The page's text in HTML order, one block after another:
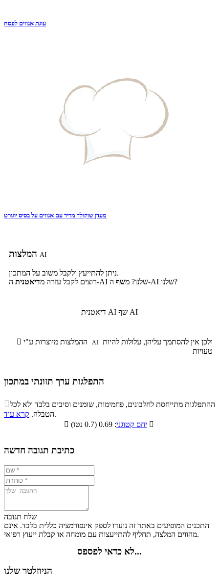
עוגת אגוזים לפסח
מעדן שוקולד מריר עם אגוזים על בסיס יוגורט
AI
ניתן להתייעץ ולקבל משוב על המתכון.
רוצים לקבל עזרה מדיאטנית ה-AI שלנו? משף ה-AI שלנו?
דיאטנית AI שף AI
 AI
טעויות
התפלגות ערך תזונתי במתכון
התפלגות ערך תזונתי במתכון
סיבים
תזונתיים
שומנים חלבונים
50.4%
ההתפלגות מתייחסת לחלבונים, פחמימות, שומנים וסיבים בלבד ולא לכל
הטבלה. קרא עוד
.

יחס קטוגני 
כתיבת תגובה חדשה
שלח תגובה
התכנים המופיעים באתר זה נועדו לספק אינפורמציה כללית בלבד. אינם
מהווים המלצה, תחליף להתייעצות עם מומחה או קבלת ייעוץ רפואי.
לא כדאי לפספס...
הניוזלטר שלנו